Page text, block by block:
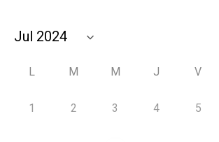
L M M J V
1 2 3 4 5